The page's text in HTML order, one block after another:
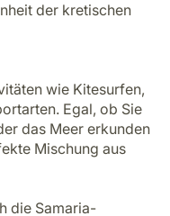
der kretischen
wie Kitesurfen,
Egal, ob Sie
das Meer erkunden
Mischung aus
die Samaria-